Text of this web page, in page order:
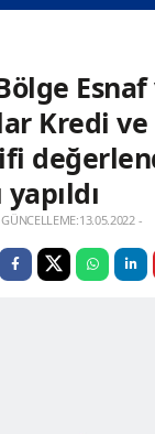
Kredi
GÜNCELLEME:13.05.2022 -